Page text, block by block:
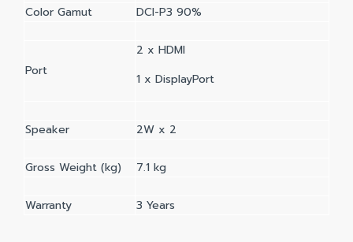
Color Gamut DCI-P3 90%
Port
2 x HDMI
1 x DisplayPort
Speaker 2W x 2
Gross Weight (kg) 7.1 kg
Warranty 3 Years